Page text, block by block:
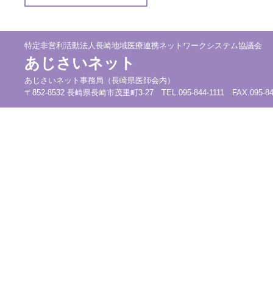
特定非営利活動法人長崎地域医療連携ネットワークシステム協議会
あじさいネット
あじさいネット事務局（長崎県医師会内）
〒852-8532 長崎県長崎市茂里町3-27 TEL.095-844-1111 FAX.095-